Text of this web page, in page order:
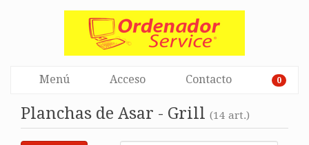
Menú Acceso Contacto 0
Planchas de Asar - Grill (14 art.)